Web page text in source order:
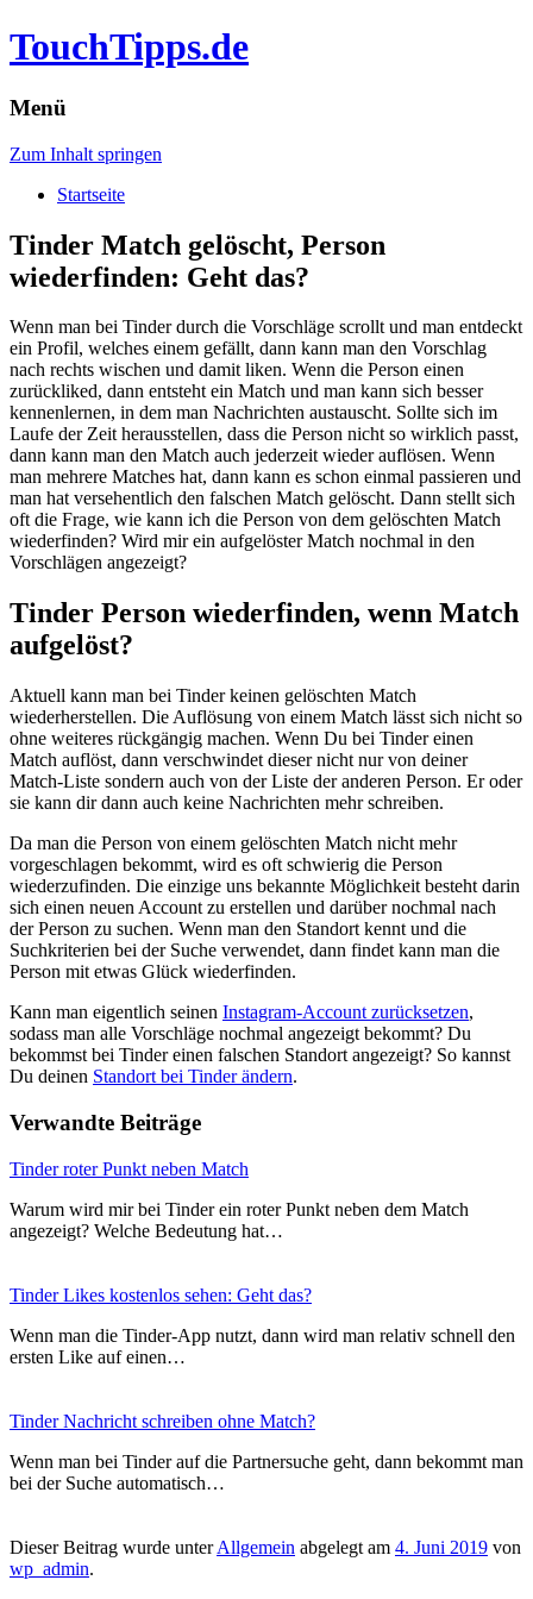
TouchTipps.de
Menü
Zum Inhalt springen
Startseite
Tinder Match gelöscht, Person
wiederfinden: Geht das?
Wenn man bei Tinder durch die Vorschläge scrollt und man entdeckt
ein Profil, welches einem gefällt, dann kann man den Vorschlag
nach rechts wischen und damit liken. Wenn die Person einen
zurückliked, dann entsteht ein Match und man kann sich besser
kennenlernen, in dem man Nachrichten austauscht. Sollte sich im
Laufe der Zeit herausstellen, dass die Person nicht so wirklich passt,
dann kann man den Match auch jederzeit wieder auflösen. Wenn
man mehrere Matches hat, dann kann es schon einmal passieren und
man hat versehentlich den falschen Match gelöscht. Dann stellt sich
oft die Frage, wie kann ich die Person von dem gelöschten Match
wiederfinden? Wird mir ein aufgelöster Match nochmal in den
Vorschlägen angezeigt?
Tinder Person wiederfinden, wenn Match
aufgelöst?
Aktuell kann man bei Tinder keinen gelöschten Match
wiederherstellen. Die Auflösung von einem Match lässt sich nicht so
ohne weiteres rückgängig machen. Wenn Du bei Tinder einen
Match auflöst, dann verschwindet dieser nicht nur von deiner
Match-Liste sondern auch von der Liste der anderen Person. Er oder
sie kann dir dann auch keine Nachrichten mehr schreiben.
Da man die Person von einem gelöschten Match nicht mehr
vorgeschlagen bekommt, wird es oft schwierig die Person
wiederzufinden. Die einzige uns bekannte Möglichkeit besteht darin
sich einen neuen Account zu erstellen und darüber nochmal nach
der Person zu suchen. Wenn man den Standort kennt und die
Suchkriterien bei der Suche verwendet, dann findet kann man die
Person mit etwas Glück wiederfinden.
Kann man eigentlich seinen Instagram-Account zurücksetzen,
sodass man alle Vorschläge nochmal angezeigt bekommt? Du
bekommst bei Tinder einen falschen Standort angezeigt? So kannst
Du deinen Standort bei Tinder ändern.
Verwandte Beiträge
Tinder roter Punkt neben Match
Warum wird mir bei Tinder ein roter Punkt neben dem Match
angezeigt? Welche Bedeutung hat…
Tinder Likes kostenlos sehen: Geht das?
Wenn man die Tinder-App nutzt, dann wird man relativ schnell den
ersten Like auf einen…
Tinder Nachricht schreiben ohne Match?
Wenn man bei Tinder auf die Partnersuche geht, dann bekommt man
bei der Suche automatisch…
Dieser Beitrag wurde unterAllgemein abgelegt am 4. Juni 2019 von
wp_admin.